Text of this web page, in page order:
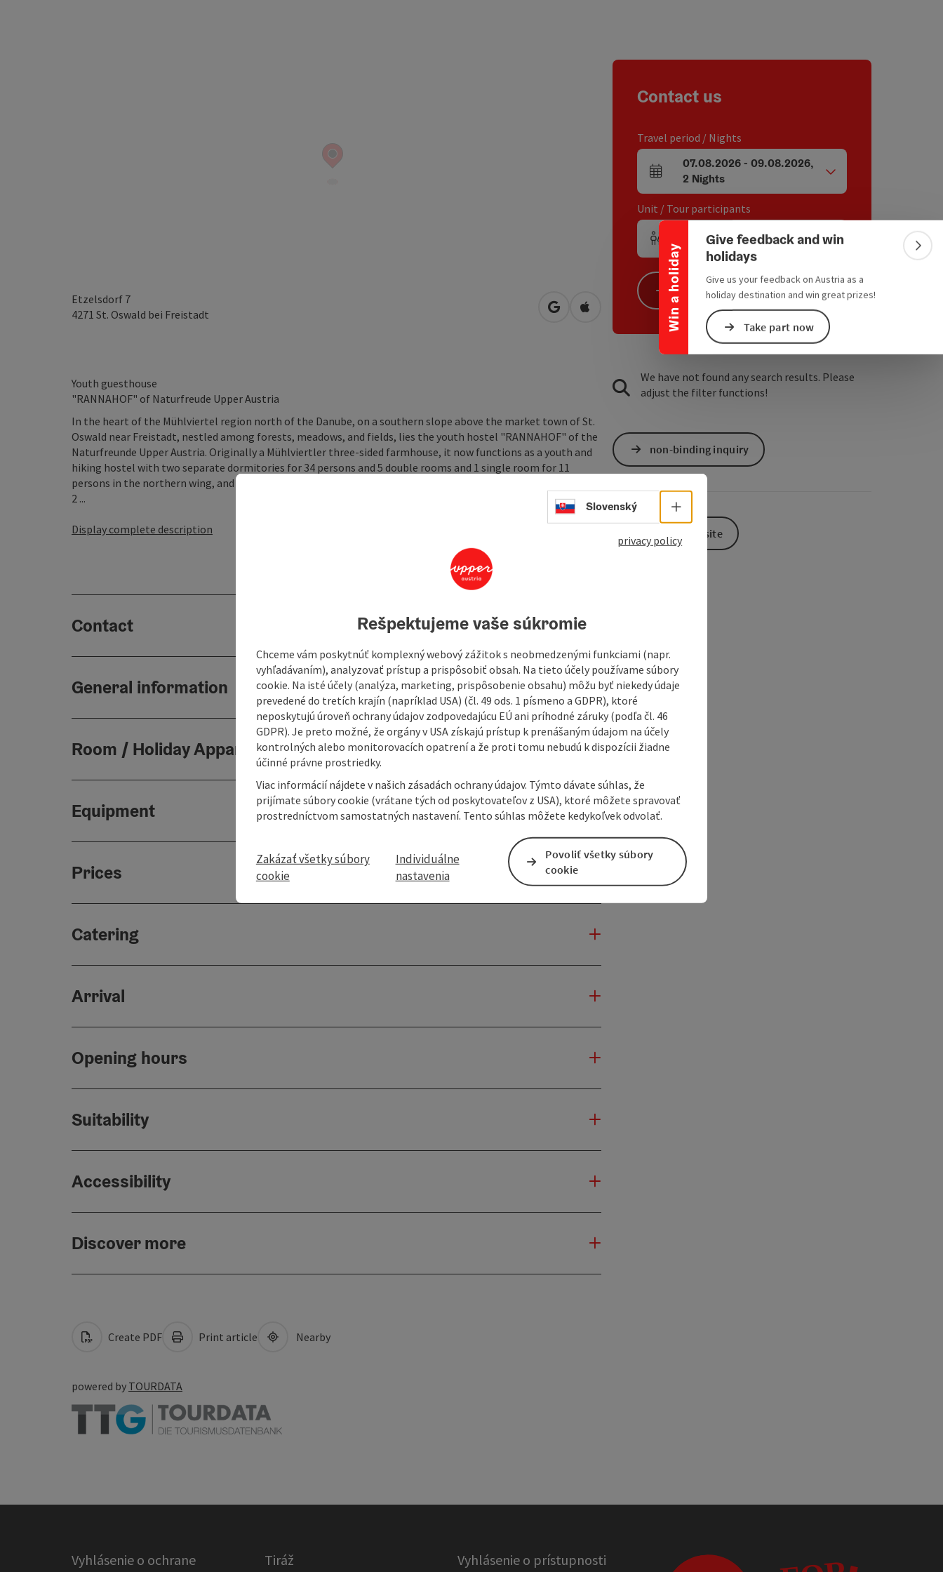
Win a holiday
Collapse banner
Give feedback and win
holidays
Give us your feedback on Austria as a
holiday destination and win great prizes!
Take part now
Etzelsdorf 7
4271 St. Oswald bei Freistadt open in Google Maps
Open in Apple Maps
Youth guesthouse
"RANNAHOF" of Naturfreude Upper Austria
In the heart of the Mühlviertel region north of the Danube, on a southern slope above the market town of St.
Oswald near Freistadt, nestled among forests, meadows, and fields, lies the youth hostel "RANNAHOF" of the
Naturfreunde Upper Austria. Originally a Mühlviertler three-sided farmhouse, it now functions as a youth and
hiking hostel with two separate dormitories for 34 persons and 5 double rooms and 1 single room for 11
persons in the northern wing, and in the western wing with a small living unit including a kitchen, shower, WC,
2 ...
Display complete description
Contact
General information
Room / Holiday Appartement
Equipment
Prices
Catering
Arrival
Opening hours
Suitability
Accessibility
Discover more
Contact us
Travel period / Nights
arrival and departure fields
07.08.2026- 09.08.2026,
2 Nights
Unit / Tour participants
Number of units and person fields
Unit,2Adults,0Children
Search
We have not found any search results. Please
adjust the filter functions!
non-binding inquiry
To the website
Create PDF Print article Nearby
powered by TOURDATA
Vyhlásenie o ochrane
Tiráž Vyhlásenie o prístupnosti
Select language - Open menu
Slovenský
privacy policy
Rešpektujeme vaše súkromie
Chceme vám poskytnúť komplexný webový zážitok s neobmedzenými funkciami (napr.
vyhľadávaním), analyzovať prístup a prispôsobiť obsah. Na tieto účely používame súbory
cookie. Na isté účely (analýza, marketing, prispôsobenie obsahu) môžu byť niekedy údaje
prevedené do tretích krajín (napríklad USA) (čl. 49 ods. 1 písmeno a GDPR), ktoré
neposkytujú úroveň ochrany údajov zodpovedajúcu EÚ ani príhodné záruky (podľa čl. 46
GDPR). Je preto možné, že orgány v USA získajú prístup k prenášaným údajom na účely
kontrolných alebo monitorovacích opatrení a že proti tomu nebudú k dispozícii žiadne
účinné právne prostriedky.
Viac informácií nájdete v našich zásadách ochrany údajov. Týmto dávate súhlas, že
prijímate súbory cookie (vrátane tých od poskytovateľov z USA), ktoré môžete spravovať
prostredníctvom samostatných nastavení. Tento súhlas môžete kedykoľvek odvolať.
Zakázať všetky súbory
cookie
Individuálne
nastavenia
Povoliť všetky súbory
cookie